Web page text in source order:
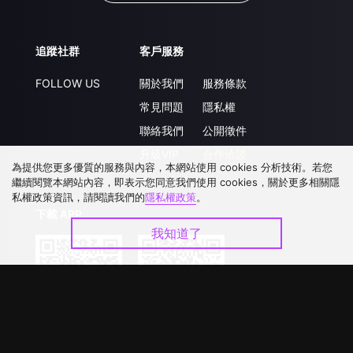
追蹤社群
FOLLOW US
客戶服務
關於我們
常見問題
聯絡我們
服務條款
隱私權
公開徵件
為提供您更多優質的服務與內容，本網站使用 cookies 分析技術。若您
繼續閱覽本網站內容，即表示您同意我們使用 cookies，關於更多相關隱
私權政策資訊，請閱讀我們的隱私權政策。
我知道了